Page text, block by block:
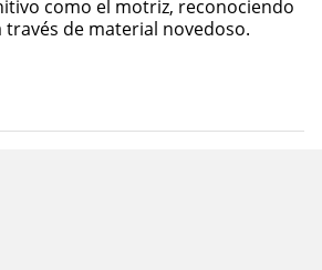
como el motriz, reconociendo
través de material novedoso.